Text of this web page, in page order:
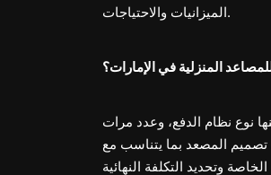
الميزانيات والاحتياجات.
المنزلية في الإمارات؟
نوع نظام الدفع، وعدد مرات
المصعد بما يتناسب مع